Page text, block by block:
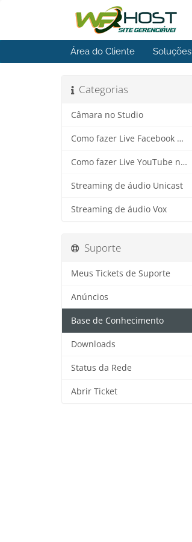
Área do Cliente Soluções
Categorias
Câmara no Studio
Como fazer Live Facebook no Streaming de Vídeo
Como fazer Live YouTube no Streaming de Vídeo
Streaming de áudio Unicast
Streaming de áudio Vox
Suporte
Meus Tickets de Suporte
Anúncios
Base de Conhecimento
Downloads
Status da Rede
Abrir Ticket